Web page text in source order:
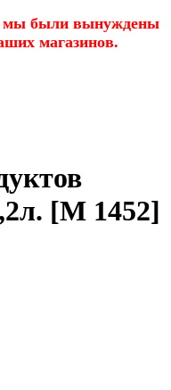
мы были вынуждены
магазинов.
[М 1452]